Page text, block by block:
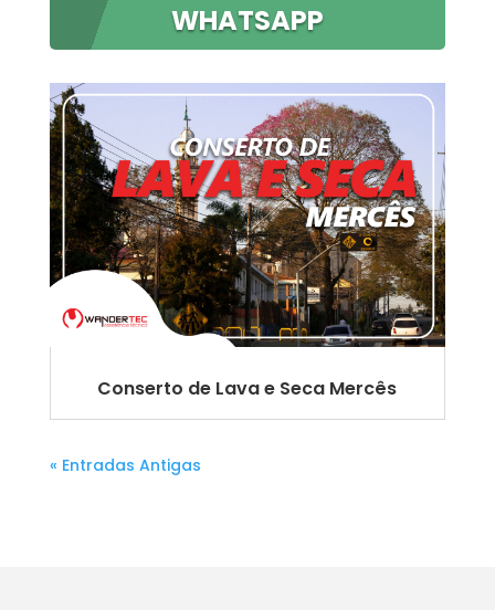
WHATSAPP
Conserto de Lava e Seca Mercês
« Entradas Antigas